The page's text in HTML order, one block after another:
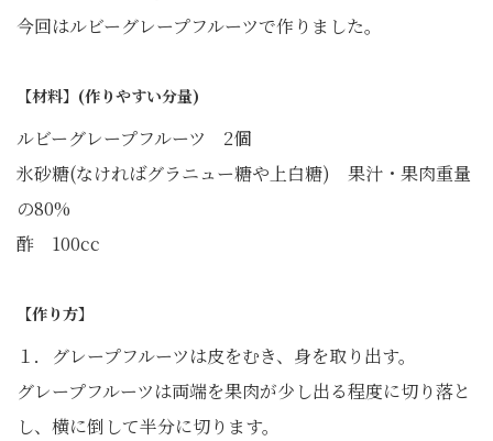
今回はルビーグレープフルーツで作りました。
【材料】(作りやすい分量)
ルビーグレープフルーツ 2個
氷砂糖(なければグラニュー糖や上白糖) 果汁・果肉重量
の80%
酢 100cc
【作り方】
１．グレープフルーツは皮をむき、身を取り出す。
グレープフルーツは両端を果肉が少し出る程度に切り落と
し、横に倒して半分に切ります。